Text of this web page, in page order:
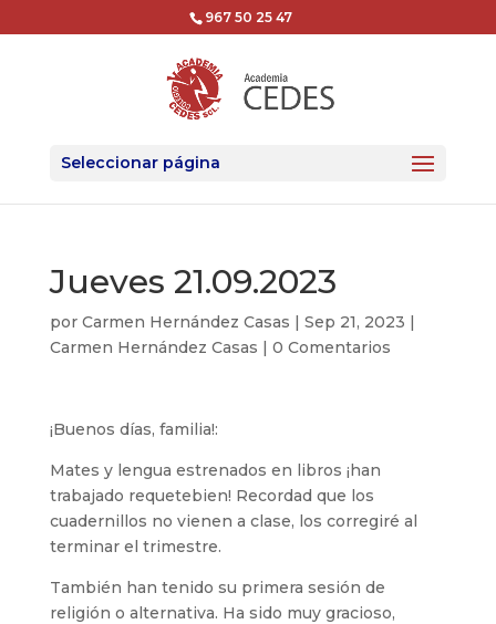
967 50 25 47
Seleccionar página
Jueves 21.09.2023
por Carmen Hernández Casas | Sep 21, 2023 |
Carmen Hernández Casas | 0 Comentarios
¡Buenos días, familia!:
Mates y lengua estrenados en libros ¡han
trabajado requetebien! Recordad que los
cuadernillos no vienen a clase, los corregiré al
terminar el trimestre.
También han tenido su primera sesión de
religión o alternativa. Ha sido muy gracioso,